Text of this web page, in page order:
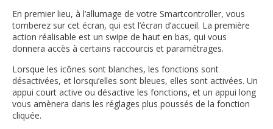
En premier lieu, à l’allumage de votre Smartcontroller, vous
tomberez sur cet écran, qui est l’écran d’accueil. La première
action réalisable est un swipe de haut en bas, qui vous
donnera accès à certains raccourcis et paramétrages.
Lorsque les icônes sont blanches, les fonctions sont
désactivées, et lorsqu’elles sont bleues, elles sont activées. Un
appui court active ou désactive les fonctions, et un appui long
vous amènera dans les réglages plus poussés de la fonction
cliquée.